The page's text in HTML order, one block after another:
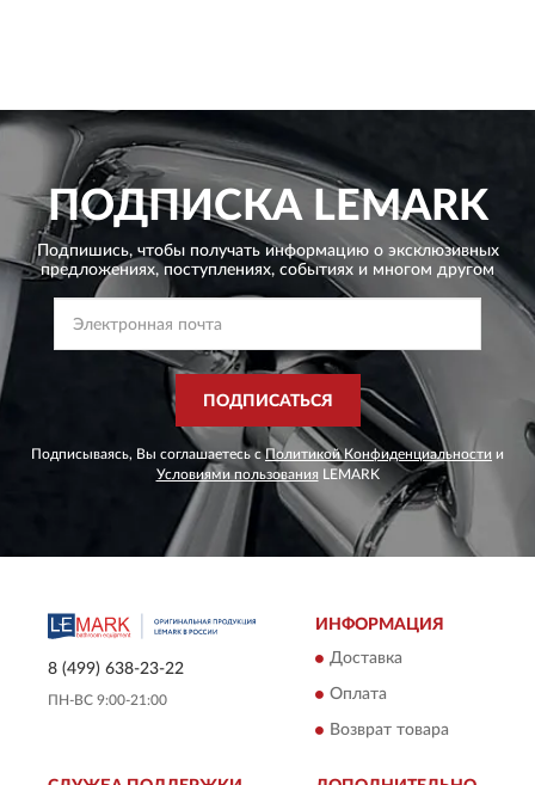
ПОДПИСКАLEMARK
Подпишись, чтобы получать информацию о эксклюзивных
предложениях, поступлениях, событиях и многом другом
ПОДПИСАТЬСЯ
Подписываясь, Вы соглашаетесь сПолитикой Конфиденциальности и
Условиями пользования LEMARK
8 (499) 638-23-22
ПН-ВС 9:00-21:00
ИНФОРМАЦИЯ
Доставка
Оплата
Возврат товара